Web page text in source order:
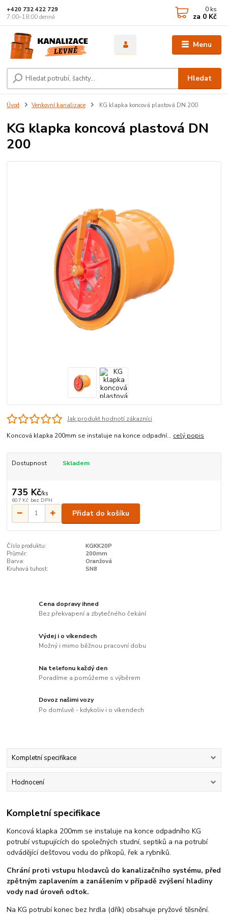
Menu
Hledat
+420 732 422 729
7:00–18:00 denně
0 ks
za 0 Kč
Úvod Venkovní kanalizace KG klapka koncová plastová DN 200
KG klapka koncová plastová DN
200
Jak produkt hodnotí zákazníci
Koncová klapka 200mm se instaluje na konce odpadní... celý popis
Dostupnost Skladem
735 Kč/ks
607 Kč bez DPH
Přidat do košíku
Číslo produktu:
KGKK20P
Průměr:
200mm
Barva:
Oranžová
Kruhová tuhost:
SN8
Cena dopravy ihned
Bez překvapení a zbytečného čekání
Výdej i o víkendech
Možný i mimo běžnou pracovní dobu
Na telefonu každý den
Poradíme a pomůžeme s výběrem
Dovoz našimi vozy
Po domluvě - kdykoliv i o víkendech
Kompletní specifikace
Hodnocení
Kompletní specifikace
Koncová klapka 200mm se instaluje na konce odpadního KG
potrubí vstupujících do společných studní, septiků a na potrubí
odvádějící dešťovou vodu do příkopů, řek a rybníků.
Chrání proti vstupu hlodavců do kanalizačního systému, před
zpětným zaplavením a zanášením v případě zvýšení hladiny
vody nad úroveň odtok.
Na KG potrubí konec bez hrdla (dřík) obsahuje pryžové těsnění.